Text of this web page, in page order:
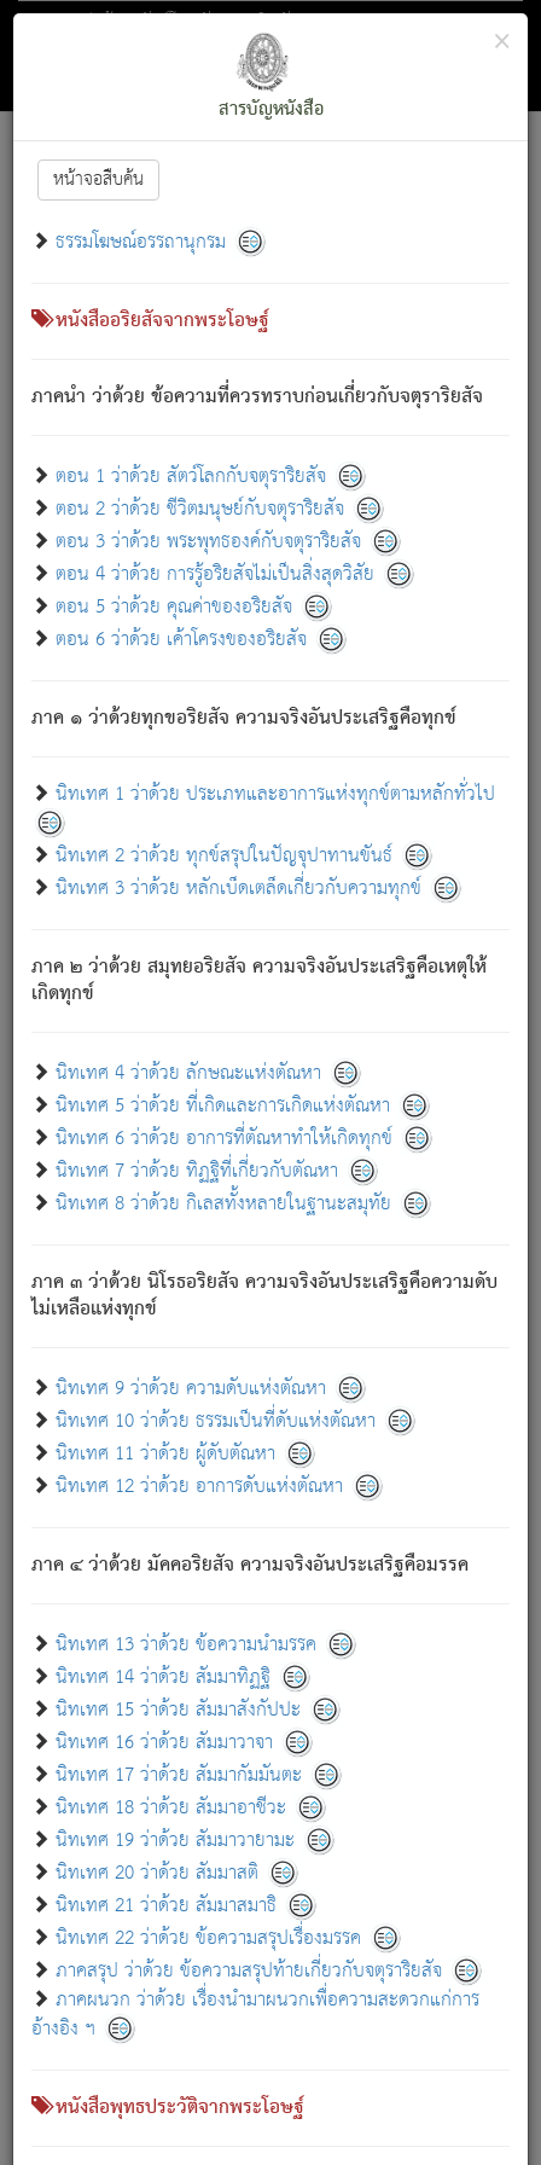
ตอน 1 ว่าด้วย สัตว์โลกกับจตุราริยสัจ
สารบัญ×
สารบัญหนังสือ
หน้าจอสืบค้น
ธรรมโฆษณ์อรรถานุกรม
หนังสืออริยสัจจากพระโอษฐ์
ภาคนำ ว่าด้วย ข้อความที่ควรทราบก่อนเกี่ยวกับจตุราริยสัจ
ตอน 1 ว่าด้วย สัตว์โลกกับจตุราริยสัจ
ตอน 2 ว่าด้วย ชีวิตมนุษย์กับจตุราริยสัจ
ตอน 3 ว่าด้วย พระพุทธองค์กับจตุราริยสัจ
ตอน 4 ว่าด้วย การรู้อริยสัจไม่เป็นสิ่งสุดวิสัย
ตอน 5 ว่าด้วย คุณค่าของอริยสัจ
ตอน 6 ว่าด้วย เค้าโครงของอริยสัจ
ภาค ๑ ว่าด้วยทุกขอริยสัจ ความจริงอันประเสริฐคือทุกข์
นิทเทศ 1 ว่าด้วย ประเภทและอาการแห่งทุกข์ตามหลักทั่วไป
นิทเทศ 2 ว่าด้วย ทุกข์สรุปในปัญจุปาทานขันธ์
นิทเทศ 3 ว่าด้วย หลักเบ็ดเตล็ดเกี่ยวกับความทุกข์
ภาค ๒ ว่าด้วย สมุทยอริยสัจ ความจริงอันประเสริฐคือเหตุให้
เกิดทุกข์
นิทเทศ 4 ว่าด้วย ลักษณะแห่งตัณหา
นิทเทศ 5 ว่าด้วย ที่เกิดและการเกิดแห่งตัณหา
นิทเทศ 6 ว่าด้วย อาการที่ตัณหาทำให้เกิดทุกข์
นิทเทศ 7 ว่าด้วย ทิฏฐิที่เกี่ยวกับตัณหา
นิทเทศ 8 ว่าด้วย กิเลสทั้งหลายในฐานะสมุทัย
ภาค ๓ ว่าด้วย นิโรธอริยสัจ ความจริงอันประเสริฐคือความดับ
ไม่เหลือแห่งทุกข์
นิทเทศ 9 ว่าด้วย ความดับแห่งตัณหา
นิทเทศ 10 ว่าด้วย ธรรมเป็นที่ดับแห่งตัณหา
นิทเทศ 11 ว่าด้วย ผู้ดับตัณหา
นิทเทศ 12 ว่าด้วย อาการดับแห่งตัณหา
ภาค ๔ ว่าด้วย มัคคอริยสัจ ความจริงอันประเสริฐคือมรรค
นิทเทศ 13 ว่าด้วย ข้อความนำมรรค
นิทเทศ 14 ว่าด้วย สัมมาทิฏฐิ
นิทเทศ 15 ว่าด้วย สัมมาสังกัปปะ
นิทเทศ 16 ว่าด้วย สัมมาวาจา
นิทเทศ 17 ว่าด้วย สัมมากัมมันตะ
นิทเทศ 18 ว่าด้วย สัมมาอาชีวะ
นิทเทศ 19 ว่าด้วย สัมมาวายามะ
นิทเทศ 20 ว่าด้วย สัมมาสติ
นิทเทศ 21 ว่าด้วย สัมมาสมาธิ
นิทเทศ 22 ว่าด้วย ข้อความสรุปเรื่องมรรค
ภาคสรุป ว่าด้วย ข้อความสรุปท้ายเกี่ยวกับจตุราริยสัจ
ภาคผนวก ว่าด้วย เรื่องนำมาผนวกเพื่อความสะดวกแก่การ
อ้างอิง ฯ
หนังสือพุทธประวัติจากพระโอษฐ์
Font :15 ]||
สัตว์โลกนี้ เกิดความเดือดร้อนแล้ว มีผัสสะบังหน้า
เขาสำคัญสิ่งใด โดยความเป็นประการใด แต่สิ่งนั้นย่อมเป็น
(ตามที่เป็นจริง) โดยประการอื่นจากที่เขาสำคัญนั้น
สัตว์โลกติดข้องอยู่ในภพ ถูกภพบังหน้าแล้ว มีภพโดยความ
เป็นอย่างอื่น (จากที่มันเป็นอยู่จริง) จึงได้เพลิดเพลินยิ่งนักในภพ
เขาเพลิดเพลินยิ่งนักในสิ่งใด สิ่งนั้นเป็นภัย (ที่เขาไม่รู้จัก)
เขากลัวต่อสิ่งใดสิ่งนั้นเป็นทุกข์
พรหมจรรย์นี้ อันบุคคลย่อมประพฤติ ก็เพื่อการละขาดซึ่ง
ภพ.
สมณะหรือพราหมณ์เหล่าใด กล่าวความหลุดพ้นจากภพว่า
มีได้เพราะภพ เรากล่าวว่า สมณะหรือพราหมณ์ทั้งปวงนั้น
มิใช่ผู้หลดพ้นจากภพ.
ภพ ว่ามีได้เพราะวิภพ[2]: เรากล่าวว่า สมณะหรือพราหมณ์ทั้ง
ปวงนั้น ก็ยังสลัดภพออกไปไม่ได้.
ก็ทุกข์นี้มีขึ้น เพราะอาศัยซึ่งอุปธิทั้งปวง.
เพราะความสิ้นไปแห่งอุปาทานทั้งปวง ความเกิดขึ้นแห่ง
ทุกข์จึงไม่มี.
ท่านจงดูโลกนี้เถิด (จะเห็นว่า) สัตว์ทั้งหลายอันอวิชาหนา
แน่นบังหนาแล้ว; และว่า สัตว์ผู้ยินดีในภพอันเป็นแล้วนั้น ย่อม
อันเป็นไปในที่หรือเวลาทั้งปวง[3]เพื่อความมีแห่งประโยชน์โดย
ประการทั้งปวง; ภพทั้งหลายทั้งหมดนั้น ไม่เที่ยง เป็นทุกข์ มี
ความแปรปรวนเป็นธรรมดา.
อย่างนี้อยู่; เขาย่อมละภวตัณหาได้ และไม่เพลิดเพลินวิภวตัณหา
ด้วย.
ความดับเพราะความสำรอกไม่เหลือ (แห่งภพทั้งหลาย)
เพราะความสิ้นไปแห่งตัณหาโดยประการทั้งปวง นั้นคือ
นิพพาน.
ภพใหม่ย่อมไม่มีแก่ภิกษุนั้น ผู้ดับเย็นสนิทแล้ว เพราะไม่มี
ภิกษุนั้น เป็นผู้ครอบงำมารได้แล้ว ชนะสงครามแล้ว ก้าวล่วง
ภพทั้งหลายทั้งปวงได้แล้ว เป็นผู้คงที่ (คือไม่เปลี่ยนแปลงอีกต่อ
- อุ.ขุ. ๒๕/๑๒๑/๘๔.
(ข้อความนี้ เป็นพระพุทธอุทานที่ทรงเปล่งออก ที่โคนต้นโพธิ์
เป็นที่ตรัสรู้ เมื่อตรัสรู้แล้วได้ 7 วัน)
เกี่ยวกับธรรมโฆษณ์ออนไลน์ (Disclaimer)
แม้ระบบ "ธรรมโฆษณ์ออนไลน์" พยายามปรับปรุงข้อมูลให้ถูกต้องมากที่สุด
ผู้ศึกษาก็พึงตรวจสอบกับตัวเล่มหนังสือต้นฉบับ ที่มีการพิมพ์ครั้งล่าสุด
ก่อนนำข้อมูลไปใช้ในการอ้างอิง"
เกี่ยวกับอัตถจารี|เกี่ยวกับการพัฒนา|แจ้งข้อผิดพลาด / แนะนำ
หนังสือที่เกี่ยวข้อง